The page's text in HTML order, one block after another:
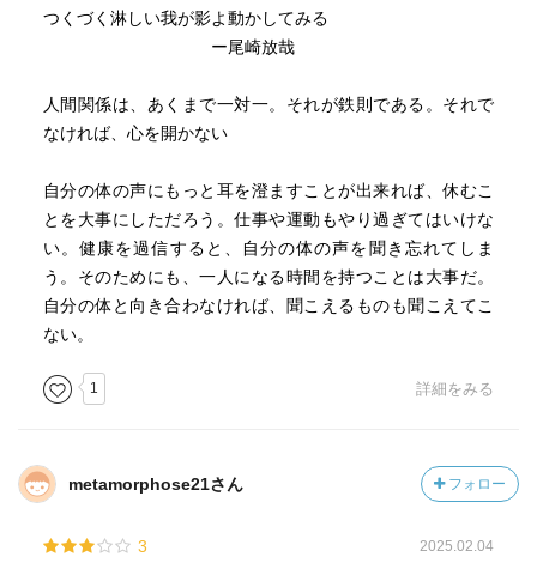
力が出てくる。そういう人は他の人とも接して楽しめるの
だ」って事も言いたいのだと感じたのよ。それも僕はその
じられないよね。人は、自分にはないものを持っている人
間に惹かれるのだから。
そういう人間になろうよ、というのが言いたいことなんだ
ろうね。誰かに依存していたら誰もいなくなるよ、欲しい
なら手放すことを考えよう、的なね。
そういう書き方を（恐らく敢えて）していないのが本書の
加えて、日本という国は、近代から今まで共依存社会を作
からすると、感覚的に依存しない関係を築くことに対して
恐怖心とかがあるんだろうね。今まで見たことのない、聞
うか、わからないことへの恐怖のようなもの。だから無自
つくづく淋しい我が影よ動かしてみる
ー尾崎放哉
人間関係は、あくまで一対一。それが鉄則である。それで
なければ、心を開かない
自分の体の声にもっと耳を澄ますことが出来れば、休むこ
とを大事にしただろう。仕事や運動もやり過ぎてはいけな
い。健康を過信すると、自分の体の声を聞き忘れてしま
う。そのためにも、一人になる時間を持つことは大事だ。
自分の体と向き合わなければ、聞こえるものも聞こえてこ
ない。
1 詳細をみる
metamorphose21さん フォロー
3 2025.02.04